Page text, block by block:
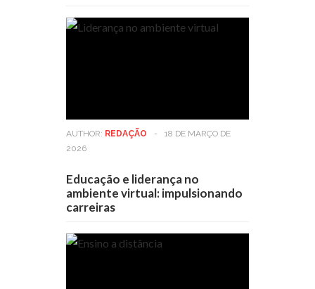
AUTHOR: REDAÇÃO -
18 DE MARÇO DE
2026
Educação e liderança no
ambiente virtual: impulsionando
carreiras